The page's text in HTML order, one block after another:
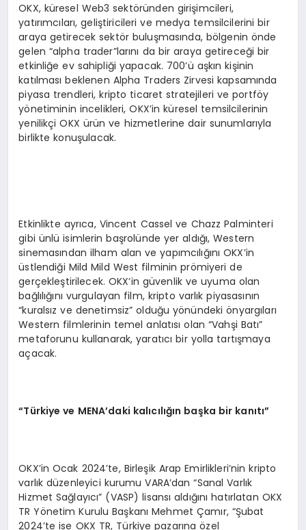
OKX, küresel Web3 sektöründen girişimcileri,
yatırımcıları, geliştiricileri ve medya temsilcilerini bir
araya getirecek sektör buluşmasında, bölgenin önde
gelen “alpha trader”larını da bir araya getireceği bir
etkinliğe ev sahipliği yapacak. 700’ü aşkın kişinin
katılması beklenen Alpha Traders Zirvesi kapsamında
piyasa trendleri, kripto ticaret stratejileri ve portföy
yönetiminin incelikleri, OKX’in küresel temsilcilerinin
yenilikçi OKX ürün ve hizmetlerine dair sunumlarıyla
birlikte konuşulacak.
Etkinlikte ayrıca, Vincent Cassel ve Chazz Palminteri
gibi ünlü isimlerin başrolünde yer aldığı, Western
sinemasından ilham alan ve yapımcılığını OKX’in
üstlendiği Mild Mild West filminin prömiyeri de
gerçekleştirilecek. OKX’in güvenlik ve uyuma olan
bağlılığını vurgulayan film, kripto varlık piyasasının
“kuralsız ve denetimsiz” olduğu yönündeki önyargıları
Western filmlerinin temel anlatısı olan “Vahşi Batı”
metaforunu kullanarak, yaratıcı bir yolla tartışmaya
açacak.
“Türkiye ve MENA’daki kalıcılığın başka bir kanıtı”
OKX’in Ocak 2024’te, Birleşik Arap Emirlikleri’nin kripto
varlık düzenleyici kurumu VARA’dan “Sanal Varlık
Hizmet Sağlayıcı” (VASP) lisansı aldığını hatırlatan OKX
TR Yönetim Kurulu Başkanı Mehmet Çamır, “Şubat
2024’te ise OKX TR, Türkiye pazarına özel